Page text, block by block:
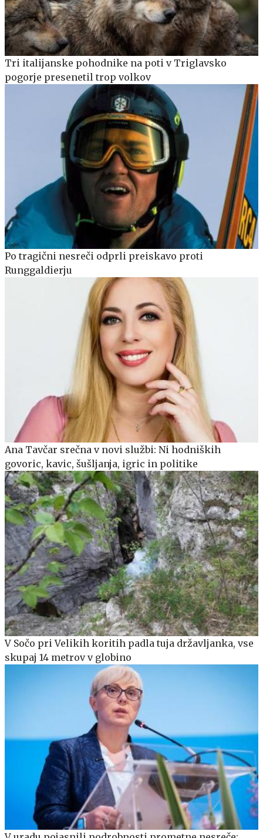
Tri italijanske pohodnike na poti v Triglavsko
pogorje presenetil trop volkov
Po tragični nesreči odprli preiskavo proti
Runggaldierju
Ana Tavčar srečna v novi službi: Ni hodniških
govoric, kavic, šušljanja, igric in politike
V Sočo pri Velikih koritih padla tuja državljanka, vse
skupaj 14 metrov v globino